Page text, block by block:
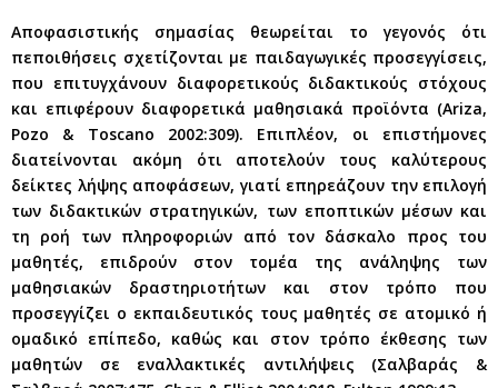
Αποφασιστικής σημασίας θεωρείται το γεγονός ότι
πεποιθήσεις σχετίζονται με παιδαγωγικές προσεγγίσεις,
που επιτυγχάνουν διαφορετικούς διδακτικούς στόχους
και επιφέρουν διαφορετικά μαθησιακά προϊόντα (Ariza,
Pozo & Toscano 2002:309). Επιπλέον, οι επιστήμονες
διατείνονται ακόμη ότι αποτελούν τους καλύτερους
δείκτες λήψης αποφάσεων, γιατί επηρεάζουν την επιλογή
των διδακτικών στρατηγικών, των εποπτικών μέσων και
τη ροή των πληροφοριών από τον δάσκαλο προς του
μαθητές, επιδρούν στον τομέα της ανάληψης των
μαθησιακών δραστηριοτήτων και στον τρόπο που
προσεγγίζει ο εκπαιδευτικός τους μαθητές σε ατομικό ή
ομαδικό επίπεδο, καθώς και στον τρόπο έκθεσης των
μαθητών σε εναλλακτικές αντιλήψεις (Σαλβαράς &